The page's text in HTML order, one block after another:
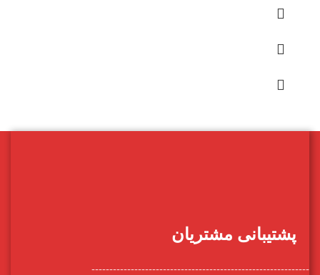
پشتیبانی مشتریان
-------------------------------------------------------------